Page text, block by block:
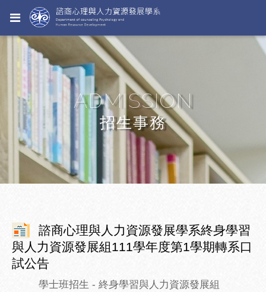
ADMISSION
招生事務
諮商心理與人力資源發展學系終身學習
與人力資源發展組111學年度第1學期轉系口
試公告
學士班招生 - 終身學習與人力資源發展組